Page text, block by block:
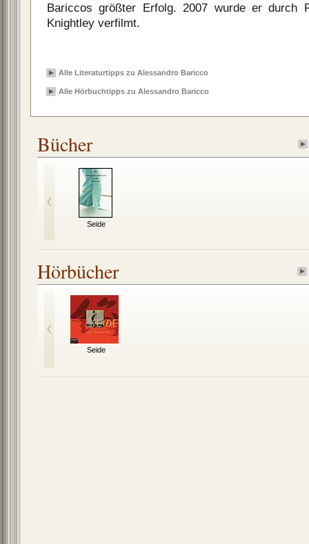
Bariccos größter Erfolg. 2007 wurde er durch
Knightley verfilmt.
Alle Literaturtipps zu Alessandro Baricco
Alle Hörbuchtipps zu Alessandro Baricco
Bücher
Seide
Hörbücher
Seide